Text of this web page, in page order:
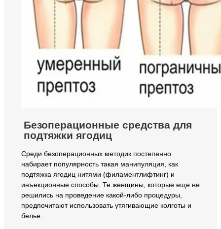
Безоперационные средства для
подтяжки ягодиц
Среди безоперационных методик постепенно
набирает популярность такая манипуляция, как
подтяжка ягодиц нитями (филаментлифтинг) и
инъекционные способы. Те женщины, которые еще не
решились на проведение какой-либо процедуры,
предпочитают использовать утягивающие колготы и
белье.